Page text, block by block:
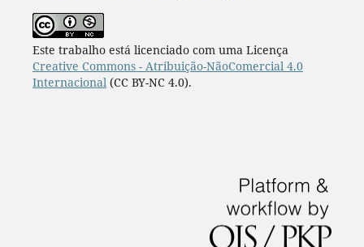
Este trabalho está licenciado com uma Licença
Creative Commons - Atribuição-NãoComercial 4.0
Internacional (CC BY-NC 4.0).